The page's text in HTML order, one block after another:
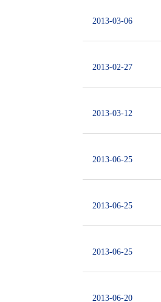
2013-03-06
2013-02-27
2013-03-12
2013-06-25
2013-06-25
2013-06-25
2013-06-20